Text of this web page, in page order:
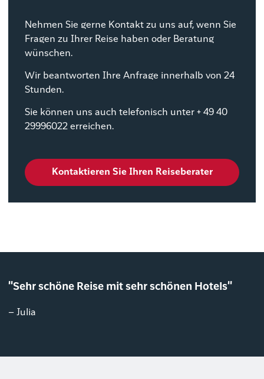
Nehmen Sie gerne Kontakt zu uns auf, wenn Sie
Fragen zu Ihrer Reise haben oder Beratung
wünschen.
Wir beantworten Ihre Anfrage innerhalb von 24
Stunden.
Sie können uns auch telefonisch unter + 49 40
29996022 erreichen.
Kontaktieren Sie Ihren Reiseberater
"Sehr schöne Reise mit sehr schönen Hotels"
– Julia